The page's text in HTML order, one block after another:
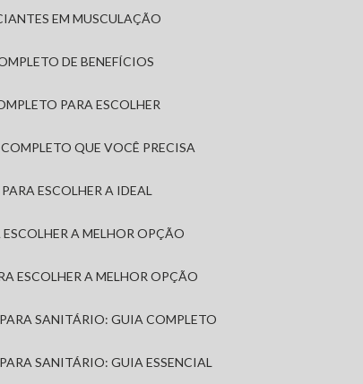
EM MUSCULAÇÃO
DE BENEFÍCIOS
PARA ESCOLHER
QUE VOCÊ PRECISA
ESCOLHER A IDEAL
A MELHOR OPÇÃO
ESCOLHER A MELHOR OPÇÃO
SANITÁRIO: GUIA COMPLETO
SANITÁRIO: GUIA ESSENCIAL